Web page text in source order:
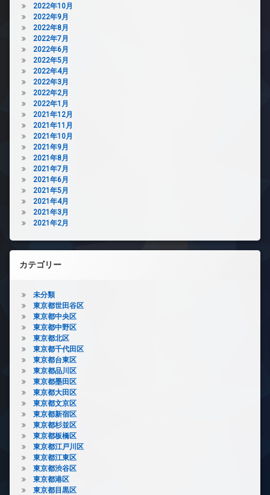
2022年10月
2022年9月
2022年8月
2022年7月
2022年6月
2022年5月
2022年4月
2022年3月
2022年2月
2022年1月
2021年12月
2021年11月
2021年10月
2021年9月
2021年8月
2021年7月
2021年6月
2021年5月
2021年4月
2021年3月
2021年2月
カテゴリー
未分類
東京都世田谷区
東京都中央区
東京都中野区
東京都北区
東京都千代田区
東京都台東区
東京都品川区
東京都墨田区
東京都大田区
東京都文京区
東京都新宿区
東京都杉並区
東京都板橋区
東京都江戸川区
東京都江東区
東京都渋谷区
東京都港区
東京都目黒区